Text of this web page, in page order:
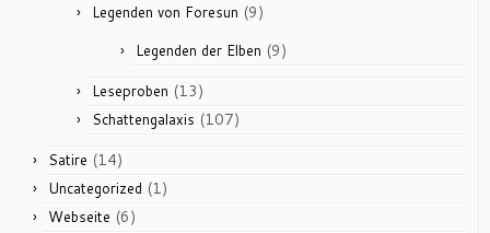
Legenden von Foresun (9)
Legenden der Elben (9)
Leseproben (13)
Schattengalaxis (107)
Satire (14)
Uncategorized (1)
Webseite (6)